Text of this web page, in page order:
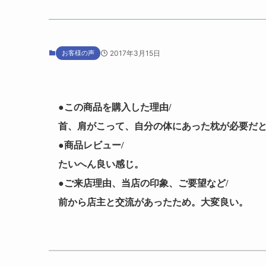
お客様の声 2017年3月15日
●この商品を購入した理由/
首、肩がこって、自分の体にあった枕が必要だ
●商品レビュー/
たいへん良い感じ。
●ご来店理由、当店の印象、ご要望など/
前から店主と交流があったため。大変良い。